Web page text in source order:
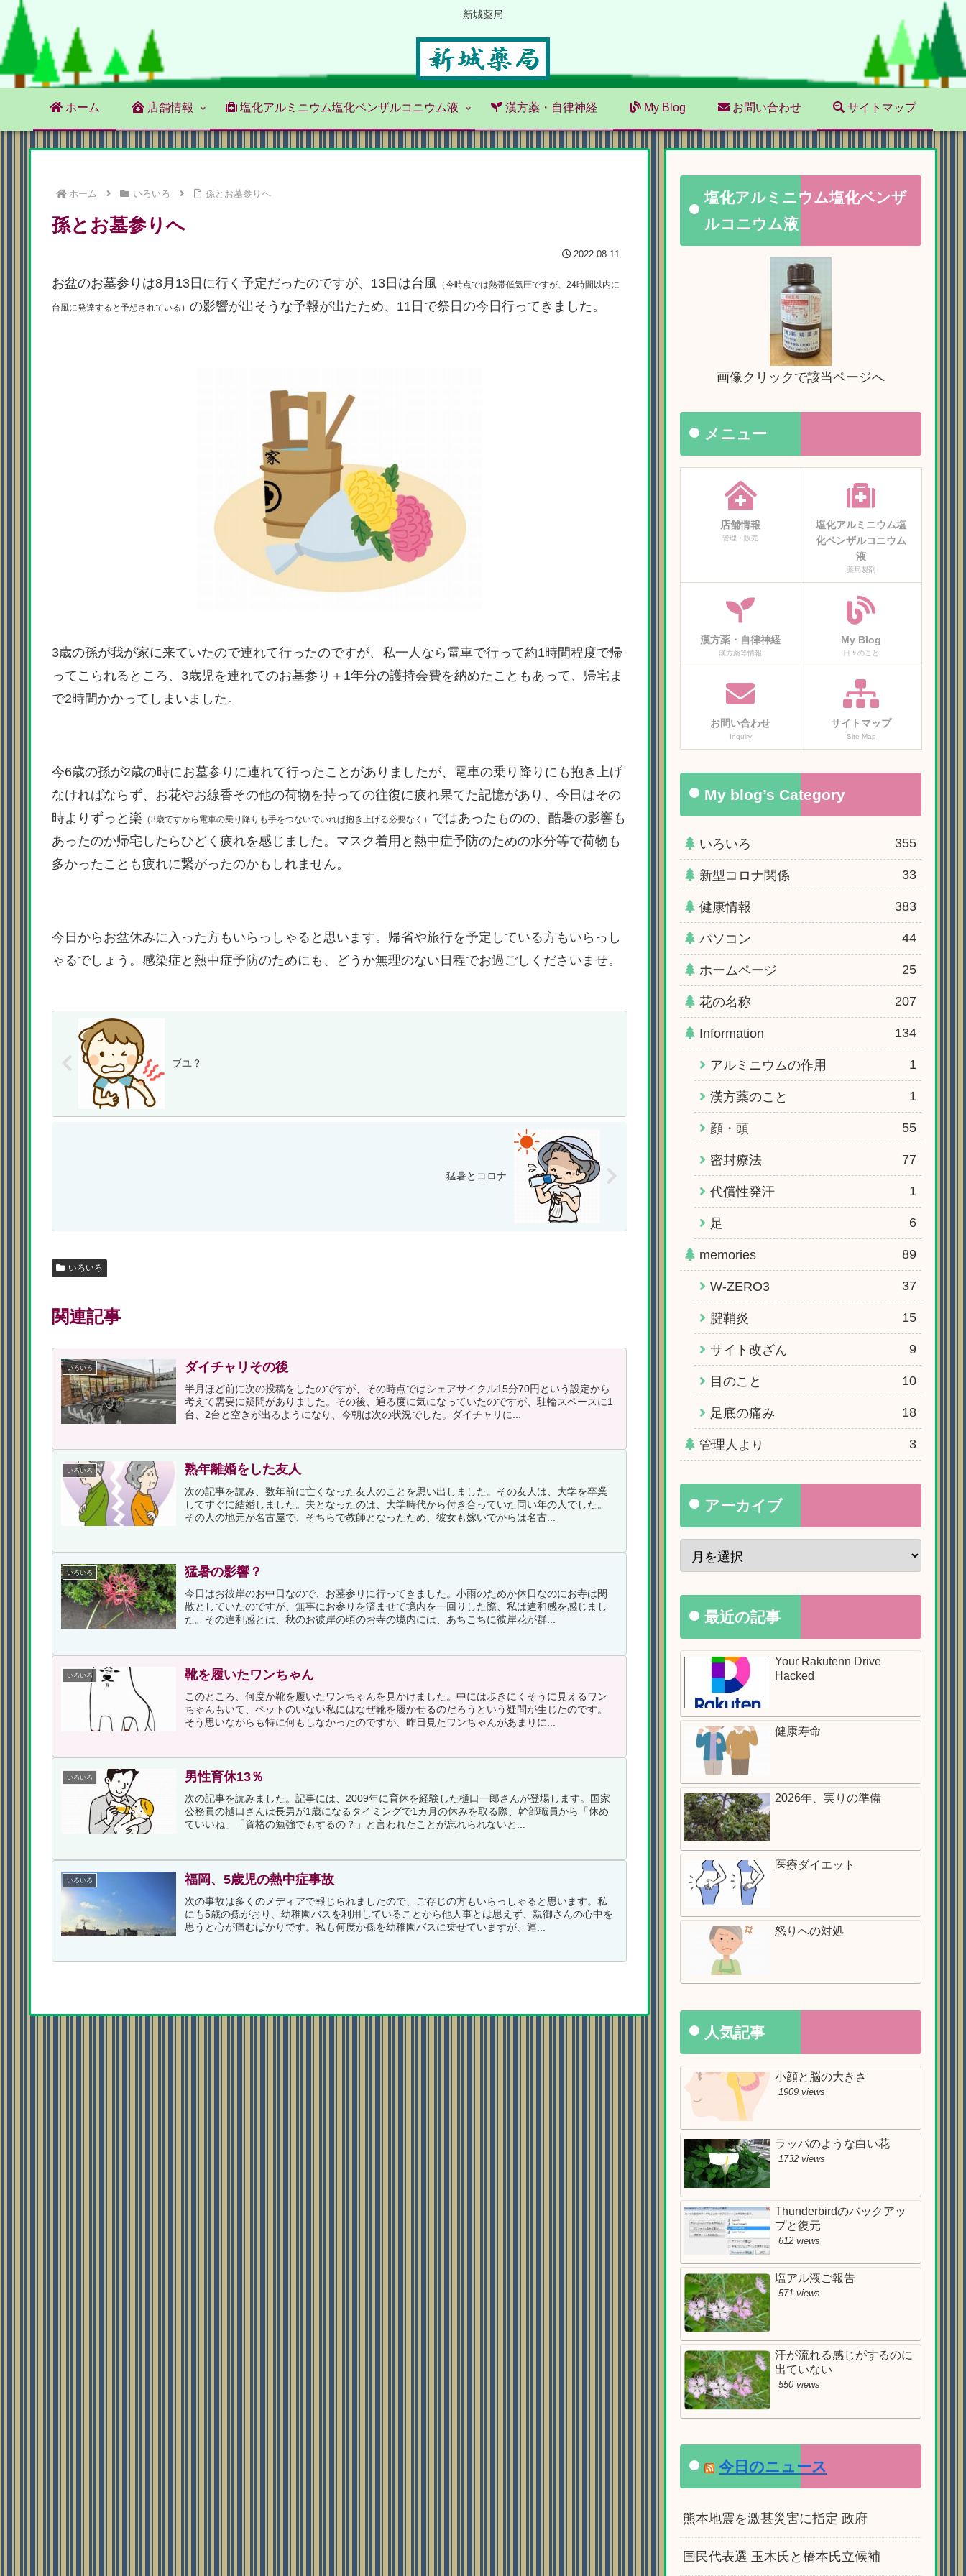
新城薬局
ホーム 店舗情報 塩化アルミニウム塩化ベンザルコニウム液 漢方薬・自律神経 My Blog お問い合わせ サイトマップ
ホーム いろいろ 孫とお墓参りへ
孫とお墓参りへ
2022.08.11
お盆のお墓参りは8月13日に行く予定だったのですが、13日は台風 （今時点では熱帯低気圧ですが、24時間以内に
台風に発達すると予想されている） の影響が出そうな予報が出たため、11日で祭日の今日行ってきました。
3歳の孫が我が家に来ていたので連れて行ったのですが、私一人なら電車で行って約1時間程度で帰
ってこられるところ、3歳児を連れてのお墓参り＋1年分の護持会費を納めたこともあって、帰宅ま
で2時間かかってしまいました。
今6歳の孫が2歳の時にお墓参りに連れて行ったことがありましたが、電車の乗り降りにも抱き上げ
なければならず、お花やお線香その他の荷物を持っての往復に疲れ果てた記憶があり、今日はその
時よりずっと楽 （3歳ですから電車の乗り降りも手をつないでいれば抱き上げる必要なく） ではあったものの、酷暑の影響も
あったのか帰宅したらひどく疲れを感じました。マスク着用と熱中症予防のための水分等で荷物も
多かったことも疲れに繋がったのかもしれません。
今日からお盆休みに入った方もいらっしゃると思います。帰省や旅行を予定している方もいらっし
ゃるでしょう。感染症と熱中症予防のためにも、どうか無理のない日程でお過ごしくださいませ。
ブユ？
猛暑とコロナ
いろいろ
関連記事
いろいろ ダイチャリその後
半月ほど前に次の投稿をしたのですが、その時点ではシェアサイクル15分70円という設定から
考えて需要に疑問がありました。その後、通る度に気になっていたのですが、駐輪スペースに1
台、2台と空きが出るようになり、今朝は次の状況でした。ダイチャリに...
いろいろ 熟年離婚をした友人
次の記事を読み、数年前に亡くなった友人のことを思い出しました。その友人は、大学を卒業
してすぐに結婚しました。夫となったのは、大学時代から付き合っていた同い年の人でした。
その人の地元が名古屋で、そちらで教師となったため、彼女も嫁いでからは名古...
いろいろ 猛暑の影響？
今日はお彼岸のお中日なので、お墓参りに行ってきました。小雨のためか休日なのにお寺は閑
散としていたのですが、無事にお参りを済ませて境内を一回りした際、私は違和感を感じまし
た。その違和感とは、秋のお彼岸の頃のお寺の境内には、あちこちに彼岸花が群...
いろいろ 靴を履いたワンちゃん
このところ、何度か靴を履いたワンちゃんを見かけました。中には歩きにくそうに見えるワン
ちゃんもいて、ペットのいない私にはなぜ靴を履かせるのだろうという疑問が生じたのです。
そう思いながらも特に何もしなかったのですが、昨日見たワンちゃんがあまりに...
いろいろ 男性育休13％
次の記事を読みました。記事には、2009年に育休を経験した樋口一郎さんが登場します。国家
公務員の樋口さんは長男が1歳になるタイミングで1カ月の休みを取る際、幹部職員から「休め
ていいね」「資格の勉強でもするの？」と言われたことが忘れられないと...
いろいろ 福岡、5歳児の熱中症事故
次の事故は多くのメディアで報じられましたので、ご存じの方もいらっしゃると思います。私
にも5歳の孫がおり、幼稚園バスを利用していることから他人事とは思えず、親御さんの心中を
思うと心が痛むばかりです。私も何度か孫を幼稚園バスに乗せていますが、運...
塩化アルミニウム塩化ベンザ
ルコニウム液
画像クリックで該当ページへ
メニュー
店舗情報
管理・販売
塩化アルミニウム塩
化ベンザルコニウム
液
薬局製剤
漢方薬・自律神経
漢方薬等情報
My Blog
日々のこと
お問い合わせ
Inquiry
サイトマップ
Site Map
My blog’s Category
いろいろ 355
新型コロナ関係 33
健康情報 383
パソコン 44
ホームページ 25
花の名称 207
Information 134
アルミニウムの作用 1
漢方薬のこと 1
顔・頭 55
密封療法 77
代償性発汗 1
足 6
memories 89
W-ZERO3 37
腱鞘炎 15
サイト改ざん 9
目のこと 10
足底の痛み 18
管理人より 3
アーカイブ
最近の記事
Your Rakutenn Drive
Hacked
健康寿命
2026年、実りの準備
医療ダイエット
怒りへの対処
人気記事
小顔と脳の大きさ
1909 views
ラッパのような白い花
1732 views
Thunderbirdのバックアッ
プと復元
612 views
塩アル液ご報告
571 views
汗が流れる感じがするのに
出ていない
550 views
今日のニュース
熊本地震を激甚災害に指定 政府
国民代表選 玉木氏と橋本氏立候補